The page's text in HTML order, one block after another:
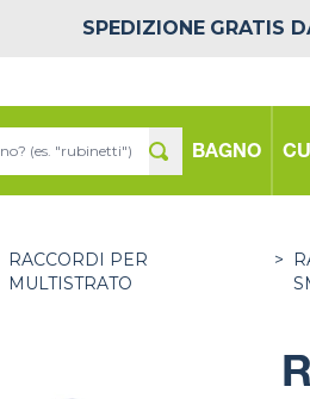
SPEDIZIONE GRATIS
BAGNO
RACCORDI PER
MULTISTRATO
>